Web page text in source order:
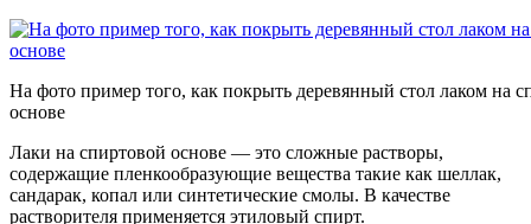
На фото пример того, как покрыть деревянный стол лаком на
основе
Лаки на спиртовой основе — это сложные растворы,
содержащие пленкообразующие вещества такие как шеллак,
сандарак, копал или синтетические смолы. В качестве
растворителя применяется этиловый спирт.